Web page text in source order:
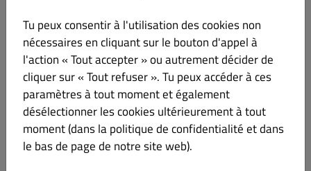
Pizza de la Mer € 16.00
Sauce crème, fromage, thon, fruits de mer et
saumon.
Tu peux consentir à l'utilisation des cookies non
nécessaires en cliquant sur le bouton d'appel à
l'action « Tout accepter » ou autrement décider de
cliquer sur « Tout refuser ». Tu peux accéder à ces
paramètres à tout moment et également
désélectionner les cookies ultérieurement à tout
moment (dans la politique de confidentialité et dans
le bas de page de notre site web).